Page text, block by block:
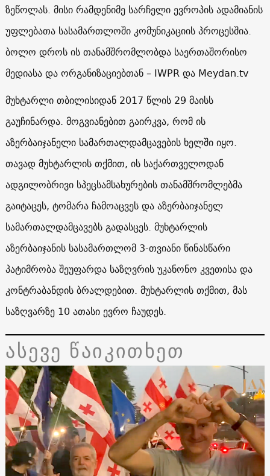
ზეწოლას. მისი რამდენიმე სარჩელი ევროპის ადამიანის
უფლებათა სასამართლოში კომუნიკაციის პროცესშია.
ბოლო დროს ის თანამშრომლობდა საერთაშორისო
მედიასა და ორგანიზაციებთან – IWPR და Meydan.tv
მუხტარლი თბილისიდან 2017 წლის 29 მაისს
გაუჩინარდა. მოგვიანებით გაირკვა, რომ ის
აზერბაიჯანელი სამართალდამცავების ხელში იყო.
თავად მუხტარლის თქმით, ის საქართველოდან
ადგილობრივი სპეცსამსახურების თანამშრომლებმა
გაიტაცეს, ტომარა ჩამოაცვეს და აზერბაიჯანელ
სამართალდამცავებს გადასცეს. მუხტარლის
აზერბაიჯანის სასამართლომ 3-თვიანი წინასწარი
პატიმრობა შეუფარდა საზღვრის უკანონო კვეთისა და
კონტრაბანდის ბრალდებით. მუხტარლის თქმით, მას
საზღვარზე 10 ათასი ევრო ჩაუდეს.
ასევე წაიკითხეთ